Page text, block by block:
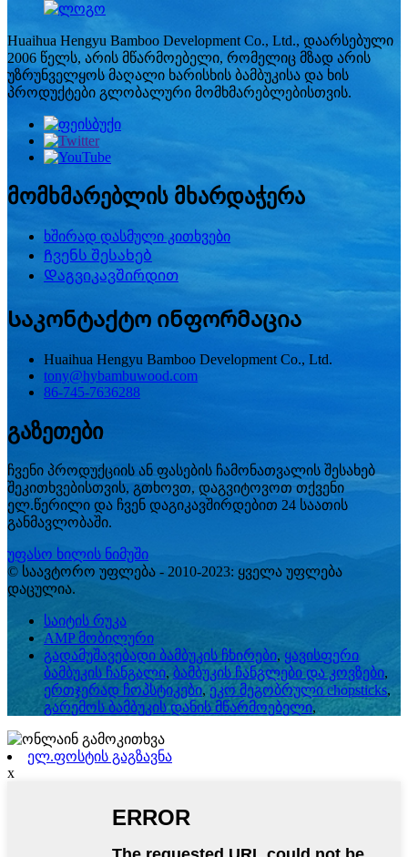
Huaihua Hengyu Bamboo Development Co., Ltd., დაარსებული
2006 წელს, არის მწარმოებელი, რომელიც მზად არის
უზრუნველყოს მაღალი ხარისხის ბამბუკისა და ხის
პროდუქტები გლობალური მომხმარებლებისთვის.
მომხმარებლის მხარდაჭერა
ხშირად დასმული კითხვები
Ჩვენს შესახებ
Დაგვიკავშირდით
Საკონტაქტო ინფორმაცია
Huaihua Hengyu Bamboo Development Co., Ltd.
tony@hybambuwood.com
86-745-7636288
გაზეთები
ჩვენი პროდუქციის ან ფასების ჩამონათვალის შესახებ
შეკითხვებისთვის, გთხოვთ, დაგვიტოვოთ თქვენი
ელ.წერილი და ჩვენ დაგიკავშირდებით 24 საათის
განმავლობაში.
უფასო ხილის ნიმუში
© საავტორო უფლება - 2010-2023: ყველა უფლება
დაცულია.
საიტის რუკა
AMP მობილური
გადამუშავებადი ბამბუკის ჩხირები, ყავისფერი
ბამბუკის ჩანგალი, ბამბუკის ჩანგლები და კოვზები,
ერთჯერად ჩოპსტიკები, ეკო მეგობრული chopsticks,
გარემოს ბამბუკის დანის მწარმოებელი,
ელ.ფოსტის გაგზავნა
x